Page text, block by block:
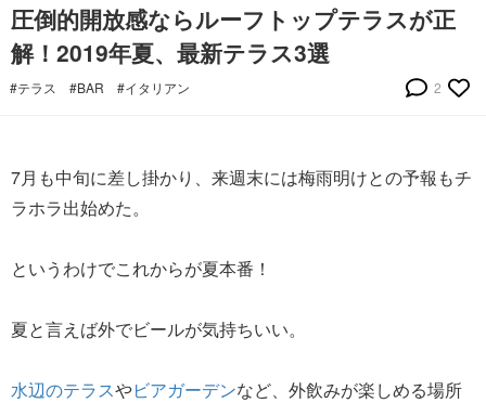
圧倒的開放感ならルーフトップテラスが正
解！2019年夏、最新テラス3選
#テラス #BAR #イタリアン 2
7月も中旬に差し掛かり、来週末には梅雨明けとの予報もチ
ラホラ出始めた。
というわけでこれからが夏本番！
夏と言えば外でビールが気持ちいい。
水辺のテラスやビアガーデンなど、外飲みが楽しめる場所